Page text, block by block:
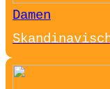
Damen